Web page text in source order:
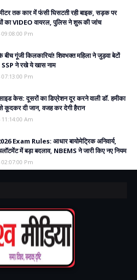
तक कार में फंसी घिसटती रही बाइक, सड़क पर
का VIDEO वायरल, पुलिस ने शुरू की जांच
Pm
बीच गूंजी किलकारियां! शिवभक्त महिला ने जुड़वा बेटों
SSP ने रखे ये खास नाम
Pm
केस: दूसरों का डिप्रेशन दूर करने वाली डॉ. हमीका
कूदकर दी जान, वजह कर देगी हैरान
Am
Exam Rules: आधार बायोमेट्रिक अनिवार्य,
में बड़ा बदलाव, NBEMS ने जारी किए नए नियम
Pm